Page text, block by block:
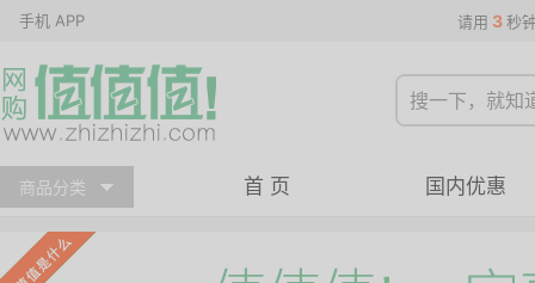
手机 APP 请用 3 秒
商品分类 首 页 国内优惠